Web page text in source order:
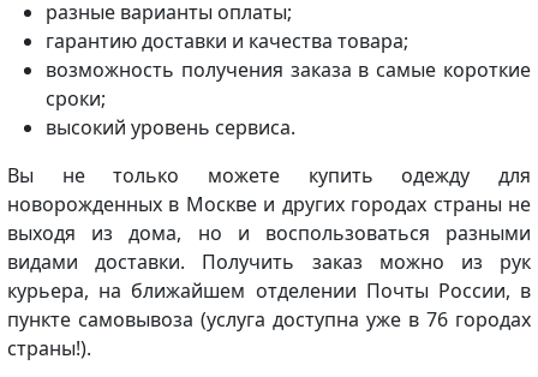
разные варианты оплаты;
гарантию доставки и качества товара;
возможность получения заказа в самые короткие
сроки;
высокий уровень сервиса.
Вы не только можете купить одежду для
новорожденных в Москве и других городах страны не
выходя из дома, но и воспользоваться разными
видами доставки. Получить заказ можно из рук
курьера, на ближайшем отделении Почты России, в
пункте самовывоза (услуга доступна уже в 76 городах
страны!).